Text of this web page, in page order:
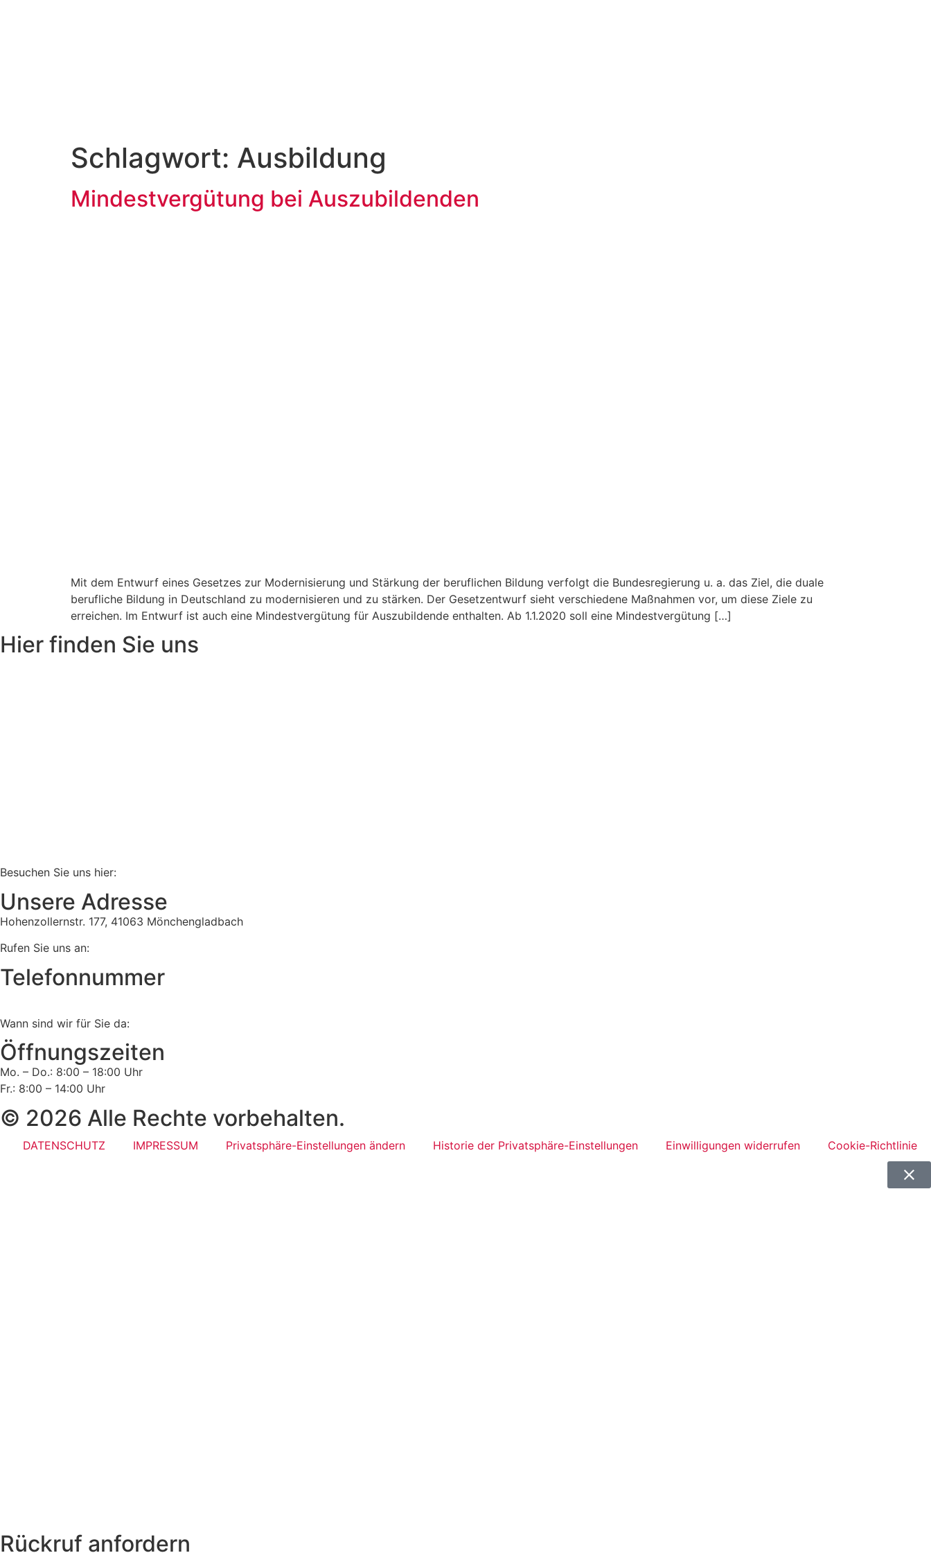
Schlagwort: Ausbildung
Mindestvergütung bei Auszubildenden
Mit dem Entwurf eines Gesetzes zur Modernisierung und Stärkung der beruflichen Bildung verfolgt die Bundesregierung u. a. das Ziel, die duale
berufliche Bildung in Deutschland zu modernisieren und zu stärken. Der Gesetzentwurf sieht verschiedene Maßnahmen vor, um diese Ziele zu
erreichen. Im Entwurf ist auch eine Mindestvergütung für Auszubildende enthalten. Ab 1.1.2020 soll eine Mindestvergütung […]
Hier finden Sie uns
Besuchen Sie uns hier:
Unsere Adresse
Hohenzollernstr. 177, 41063 Mönchengladbach
Rufen Sie uns an:
Telefonnummer
Wann sind wir für Sie da:
Öffnungszeiten
Mo. – Do.: 8:00 – 18:00 Uhr
Fr.: 8:00 – 14:00 Uhr
© 2026 Alle Rechte vorbehalten.
DATENSCHUTZ IMPRESSUM Privatsphäre-Einstellungen ändern Historie der Privatsphäre-Einstellungen Einwilligungen widerrufen Cookie-Richtlinie
Rückruf anfordern